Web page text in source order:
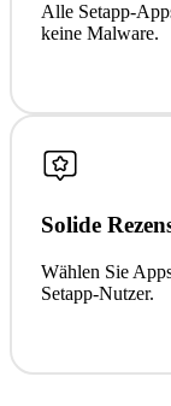
Alle Setapp-
keine Malware.
Solide
Wählen Sie
Setapp-Nutzer.